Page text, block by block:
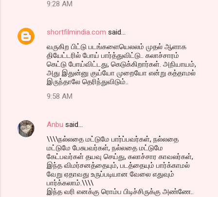
9:28 AM
shortfilmindia.com said…
வருகிற பிட்டு படங்களையெலலம் முதல் ஆளாக
தியேட்டரில் போய் பார்த்துவிட்டு.. கலாச்சாரம்
கெட்டு போய்விட்டது, கெடுக்கிறார்கள். அநியாயம்,
அது இதுன்னு குய்யோ முறையோ என்று கத்தாமல்
இருந்தாலே தெரிந்துவிடும்..
9:58 AM
Anbu said…
\\\\நல்லதை மட்டுமே பார்ப்பவர்கள், நல்லதை
மட்டுமே பேசுபவர்கள், நல்லதை மட்டுமே
கேட்பவர்கள் தயவு செய்து, கலாச்சார காவலர்கள்,
இந்த விமர்சனத்தையும், படத்தையும் பார்க்காமல்
வேறு ஏதாவது உருப்படியான வேலை எதுவும்
பார்க்கலாம்.\\\\
இந்த வரி எனக்கு ரொம்ப பிடிச்சிருக்கு அண்ணே..